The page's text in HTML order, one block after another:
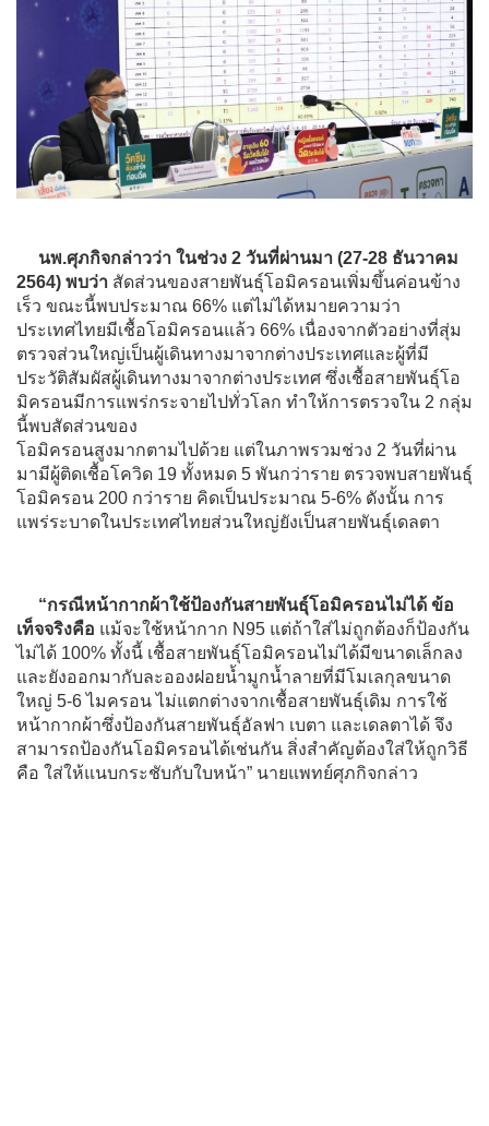
นพ.ศุภกิจกล่าวว่า ในช่วง 2 วันที่ผ่านมา (27-28 ธันวาคม
2564) พบว่า สัดส่วนของสายพันธุ์โอมิครอนเพิ่มขึ้นค่อนข้าง
เร็ว ขณะนี้พบประมาณ 66% แต่ไม่ได้หมายความว่า
ประเทศไทยมีเชื้อโอมิครอนแล้ว 66% เนื่องจากตัวอย่างที่สุ่ม
ตรวจส่วนใหญ่เป็นผู้เดินทางมาจากต่างประเทศและผู้ที่มี
ประวัติสัมผัสผู้เดินทางมาจากต่างประเทศ ซึ่งเชื้อสายพันธุ์โอ
มิครอนมีการแพร่กระจายไปทั่วโลก ทำให้การตรวจใน 2 กลุ่ม
นี้พบสัดส่วนของ
โอมิครอนสูงมากตามไปด้วย แต่ในภาพรวมช่วง 2 วันที่ผ่าน
มามีผู้ติดเชื้อโควิด 19 ทั้งหมด 5 พันกว่าราย ตรวจพบสายพันธุ์
โอมิครอน 200 กว่าราย คิดเป็นประมาณ 5-6% ดังนั้น การ
แพร่ระบาดในประเทศไทยส่วนใหญ่ยังเป็นสายพันธุ์เดลตา
“กรณีหน้ากากผ้าใช้ป้องกันสายพันธุ์โอมิครอนไม่ได้ ข้อ
เท็จจริงคือ แม้จะใช้หน้ากาก N95 แต่ถ้าใส่ไม่ถูกต้องก็ป้องกัน
ไม่ได้ 100% ทั้งนี้ เชื้อสายพันธุ์โอมิครอนไม่ได้มีขนาดเล็กลง
และยังออกมากับละอองฝอยน้ำมูกน้ำลายที่มีโมเลกุลขนาด
ใหญ่ 5-6 ไมครอน ไม่แตกต่างจากเชื้อสายพันธุ์เดิม การใช้
หน้ากากผ้าซึ่งป้องกันสายพันธุ์อัลฟา เบตา และเดลตาได้ จึง
สามารถป้องกันโอมิครอนได้เช่นกัน สิ่งสำคัญต้องใส่ให้ถูกวิธี
คือ ใส่ให้แนบกระชับกับใบหน้า” นายแพทย์ศุภกิจกล่าว